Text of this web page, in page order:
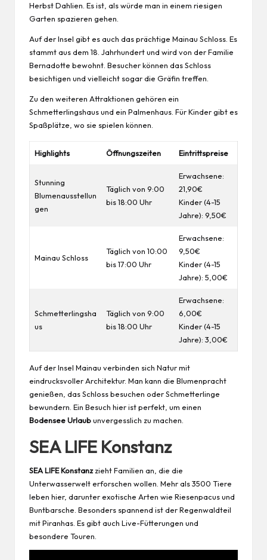
Herbst Dahlien. Es ist, als würde man in einem riesigen
Garten spazieren gehen.
Auf der Insel gibt es auch das prächtige Mainau Schloss. Es
stammt aus dem 18. Jahrhundert und wird von der Familie
Bernadotte bewohnt. Besucher können das Schloss
besichtigen und vielleicht sogar die Gräfin treffen.
Zu den weiteren Attraktionen gehören ein
Schmetterlingshaus und ein Palmenhaus. Für Kinder gibt es
Spaßplätze, wo sie spielen können.
Highlights Öffnungszeiten Eintrittspreise
Stunning
Blumenausstellun
gen
Täglich von 9:00
bis 18:00 Uhr
Erwachsene:
21,90€
Kinder (4-15
Jahre): 9,50€
Mainau Schloss
Täglich von 10:00
bis 17:00 Uhr
Erwachsene:
9,50€
Kinder (4-15
Jahre): 5,00€
Schmetterlingsha
us
Täglich von 9:00
bis 18:00 Uhr
Erwachsene:
6,00€
Kinder (4-15
Jahre): 3,00€
Auf der Insel Mainau verbinden sich Natur mit
eindrucksvoller Architektur. Man kann die Blumenpracht
genießen, das Schloss besuchen oder Schmetterlinge
bewundern. Ein Besuch hier ist perfekt, um einen
BodenseeUrlaubunvergesslich zu machen.
SEA LIFE Konstanz
SEA LIFE Konstanzzieht Familien an, die die
Unterwasserwelt erforschen wollen. Mehr als 3500 Tiere
leben hier, darunter exotische Arten wie Riesenpacus und
Buntbarsche. Besonders spannend ist der Regenwaldteil
mit Piranhas. Es gibt auch Live-Fütterungen und
besondere Touren.